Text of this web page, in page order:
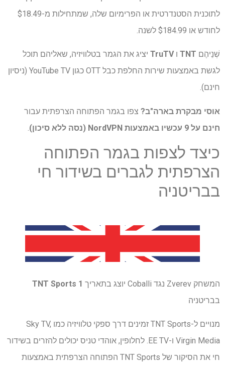
לתוכנית הסטנדרטית או הפרימיום שלה, שמתחילות מ-$18.49
לחודש או $184.99 לשנה.
שְׁנֵיהֶם TNT וTruTV יציג את הגמר בטלוויזיה, שאליהם תוכל
לגשת באמצעות שירות החלפת כבל OTT כגון YouTube TV (ניסיון
חינם).
אוסי מבקרת בארה"ב? צפו בגמר הפתוחה הצרפתית עבור
חינם על 9 עכשיו באמצעות NordVPN (נסה ללא סיכון)
כיצד לצפות בגמר הפתוחה
הצרפתית לגברים בשידור חי
בבריטניה
המשחק Zverev נגד Coballi יוצג בתאריך
TNT Sports 1
בבריטניה
מנויים ל-TNT Sports זמינים דרך ספקי טלוויזיה כמו Sky TV,
Virgin Media ו-EE TV. לחלופין, אוהדי טניס יכולים להזרים בשידור
חי את הסיקור של TNT Sports הפתוחה הצרפתית באמצעות